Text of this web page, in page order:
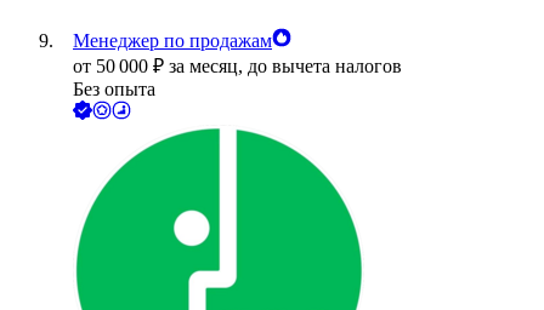
Менеджер по продажам
от 50 000 ₽ за месяц, до вычета налогов
Без опыта